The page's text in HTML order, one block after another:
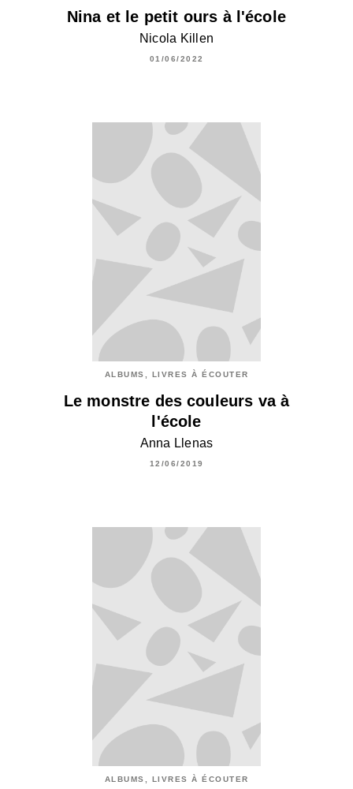
Nina et le petit ours à l'école
Nicola Killen
01/06/2022
ALBUMS, LIVRES À ÉCOUTER
Le monstre des couleurs va à
l'école
Anna Llenas
12/06/2019
ALBUMS, LIVRES À ÉCOUTER